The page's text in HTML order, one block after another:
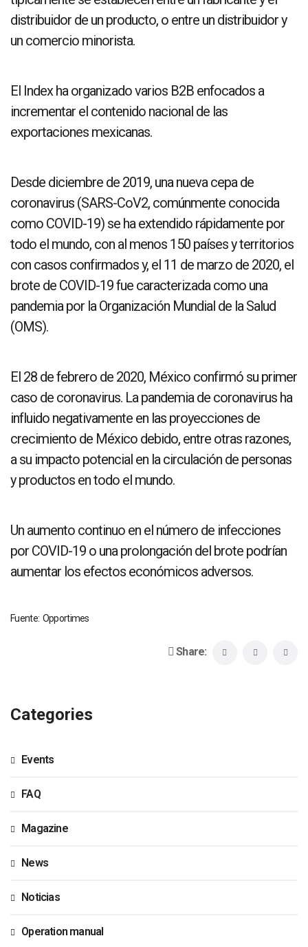
distribuidor de un producto, o entre un distribuidor y
un comercio minorista.
El Index ha organizado varios B2B enfocados a
incrementar el contenido nacional de las
exportaciones mexicanas.
Desde diciembre de 2019, una nueva cepa de
coronavirus (SARS-CoV2, comúnmente conocida
como COVID-19) se ha extendido rápidamente por
todo el mundo, con al menos 150 países y territorios
con casos confirmados y, el 11 de marzo de 2020, el
brote de COVID-19 fue caracterizada como una
pandemia por la Organización Mundial de la Salud
(OMS).
El 28 de febrero de 2020, México confirmó su primer
caso de coronavirus. La pandemia de coronavirus ha
influido negativamente en las proyecciones de
crecimiento de México debido, entre otras razones,
a su impacto potencial en la circulación de personas
y productos en todo el mundo.
Un aumento continuo en el número de infecciones
por COVID-19 o una prolongación del brote podrían
aumentar los efectos económicos adversos.
Fuente: Opportimes
Share:
Categories
Events
FAQ
Magazine
News
Noticias
Operation manual